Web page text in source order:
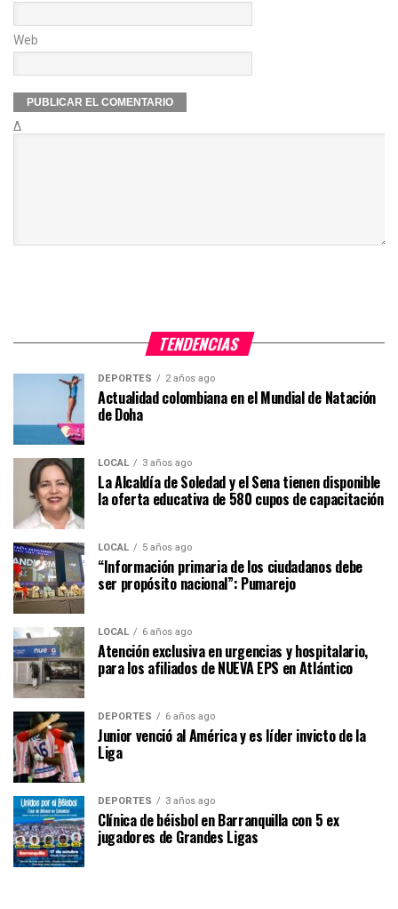
Web
Δ
TENDENCIAS
DEPORTES 2 años ago
Actualidad colombiana en el Mundial de Natación
de Doha
LOCAL 3 años ago
La Alcaldía de Soledad y el Sena tienen disponible
la oferta educativa de 580 cupos de capacitación
LOCAL 5 años ago
“Información primaria de los ciudadanos debe
ser propósito nacional”: Pumarejo
LOCAL 6 años ago
Atención exclusiva en urgencias y hospitalario,
para los afiliados de NUEVA EPS en Atlántico
DEPORTES 6 años ago
Junior venció al América y es líder invicto de la
Liga
DEPORTES 3 años ago
Clínica de béisbol en Barranquilla con 5 ex
jugadores de Grandes Ligas